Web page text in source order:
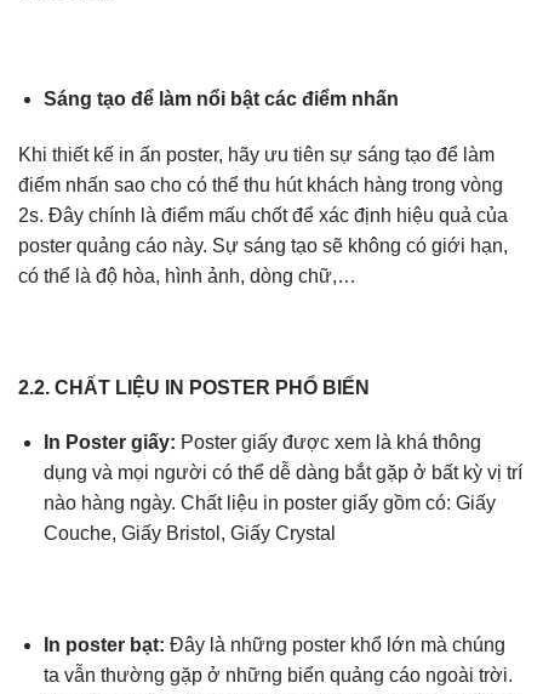
Sáng tạo để làm nổi bật các điểm nhấn
Khi thiết kế in ấn poster, hãy ưu tiên sự sáng tạo để làm
điểm nhấn sao cho có thể thu hút khách hàng trong vòng
2s. Đây chính là điểm mấu chốt để xác định hiệu quả của
poster quảng cáo này. Sự sáng tạo sẽ không có giới hạn,
có thể là độ hòa, hình ảnh, dòng chữ,…
2.2. CHẤT LIỆU IN POSTER PHỔ BIẾN
In Poster giấy: Poster giấy được xem là khá thông
dụng và mọi người có thể dễ dàng bắt gặp ở bất kỳ vị trí
nào hàng ngày. Chất liệu in poster giấy gồm có: Giấy
Couche, Giấy Bristol, Giấy Crystal
In poster bạt: Đây là những poster khổ lớn mà chúng
ta vẫn thường gặp ở những biển quảng cáo ngoài trời.